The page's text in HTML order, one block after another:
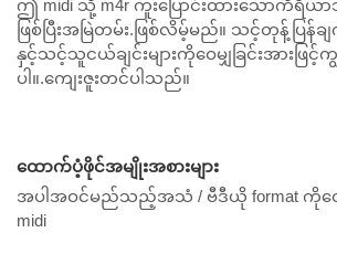
ဤ midi သို့ m4r ကူးပြောင်းထားသောကိရိ
ဖြစ်ပြီးအမြဲတမ်း.ဖြစ်လိမ့်မည်။ သင့်တုန့်ပြန်ချ
နှင့်သင့်သူငယ်ချင်းများကိုဝေမျှခြင်းအားဖ
ပါ။.ကျေးဇူးတင်ပါသည်။
ထောက်ပံ့ဖိုင်အမျိုးအစားများ
အပါအဝင်မည်သည့်အသံ / ဗီဒီယို format ကို
midi